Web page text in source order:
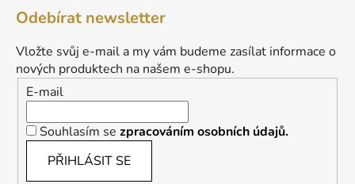
Odebírat newsletter
Vložte svůj e-mail a my vám budeme zasílat informace o
nových produktech na našem e-shopu.
E-mail
Souhlasím se zpracováním osobních údajů.
PŘIHLÁSIT SE